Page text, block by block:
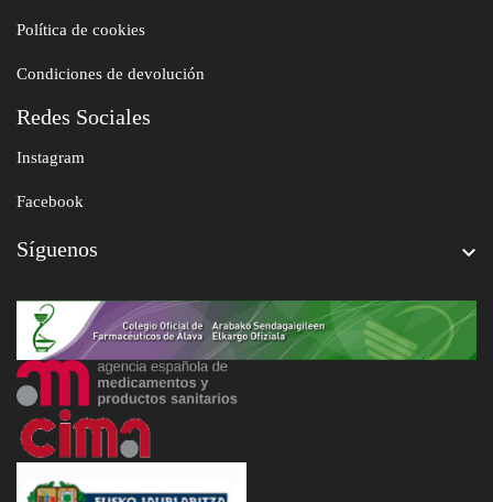
Política de cookies
Condiciones de devolución
Redes Sociales
Instagram
Facebook
Síguenos 